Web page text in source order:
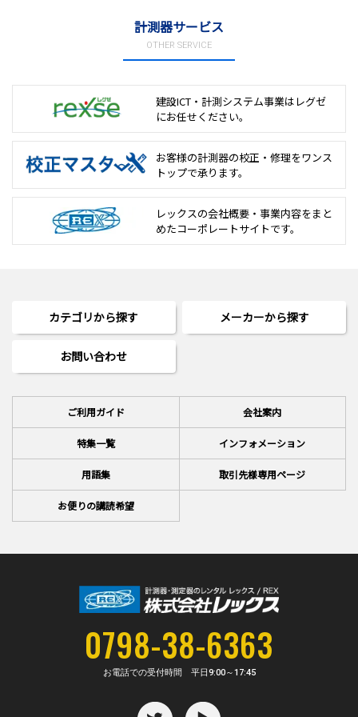
計測器サービス
OTHER SERVICE
建設ICT・計測システム事業は レグゼ
にお任せください。
お客様の計測器の校正・修理をワンス
トップで承ります。
レックスの会社概要・事業内容をまと
めたコーポレートサイトです。
カテゴリから探す メーカーから探す
お問い合わせ
ご利用ガイド 会社案内
特集一覧 インフォメーション
用語集 取引先様専用ページ
お便りの講読希望
0798-38-6363
お電話での受付時間 平日9:00～17:45